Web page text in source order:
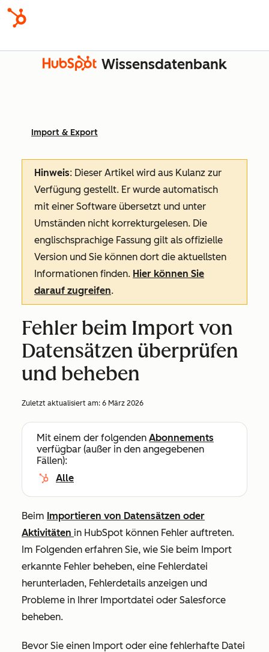
Wissensdatenbank
Import & Export
Hinweis: Dieser Artikel wird aus Kulanz zur
Verfügung gestellt. Er wurde automatisch
mit einer Software übersetzt und unter
Umständen nicht korrekturgelesen. Die
englischsprachige Fassung gilt als offizielle
Version und Sie können dort die aktuellsten
Informationen finden. Hier können Sie
darauf zugreifen.
Fehler beim Import von
Datensätzen überprüfen
und beheben
Zuletzt aktualisiert am: 6 März 2026
Mit einem der folgenden Abonnements
verfügbar (außer in den angegebenen
Fällen):
Alle
Beim Importieren von Datensätzen oder
Aktivitäten in HubSpot können Fehler auftreten.
Im Folgenden erfahren Sie, wie Sie beim Import
erkannte Fehler beheben, eine Fehlerdatei
herunterladen, Fehlerdetails anzeigen und
Probleme in Ihrer Importdatei oder Salesforce
beheben.
Bevor Sie einen Import oder eine fehlerhafte Datei